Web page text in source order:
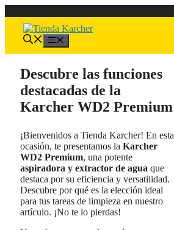
al
contenido
Descubre las funciones
destacadas de la
Karcher WD2 Premium
¡Bienvenidos a Tienda Karcher! En esta
ocasión, te presentamos la Karcher
WD2 Premium, una potente
aspiradora y extractor de agua que
destaca por su eficiencia y versatilidad.
Descubre por qué es la elección ideal
para tus tareas de limpieza en nuestro
artículo. ¡No te lo pierdas!